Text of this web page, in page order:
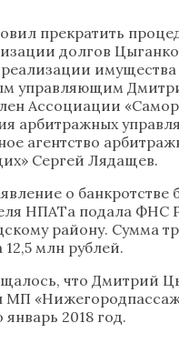
прекратить
долгов
управляющим
Ассоциации
арбитражных
агентство
Сергей Лядащев.
о банкротстве
НПАТа подала ФНС
району. Сумма
12,5 млн рублей.
что Дмитрий
МП
январь 2018 год.